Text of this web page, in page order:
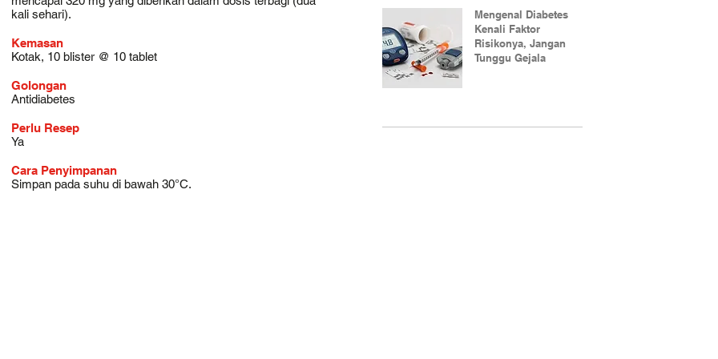
kali sehari).
Kemasan
Kotak, 10 blister @ 10 tablet
Golongan
Antidiabetes
Perlu Resep
Ya
Cara Penyimpanan
Simpan pada suhu di bawah 30°C.
Mengenal Diabetes
Kenali Faktor
Risikonya, Jangan
Tunggu Gejala